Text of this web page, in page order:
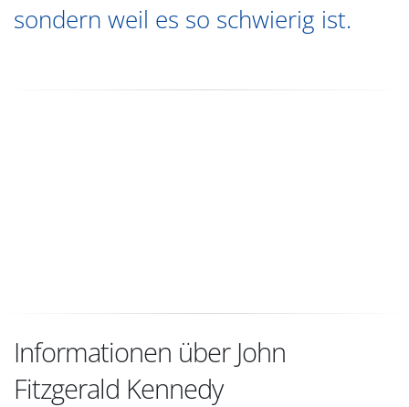
sondern weil es so schwierig ist.
Informationen über John
Fitzgerald Kennedy